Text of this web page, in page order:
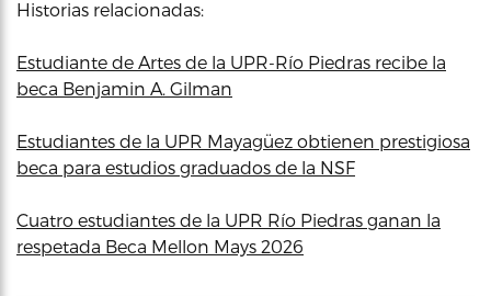
Historias relacionadas:
Estudiante de Artes de la UPR-Río Piedras recibe la
beca Benjamin A. Gilman
Estudiantes de la UPR Mayagüez obtienen prestigiosa
beca para estudios graduados de la NSF
Cuatro estudiantes de la UPR Río Piedras ganan la
respetada Beca Mellon Mays 2026